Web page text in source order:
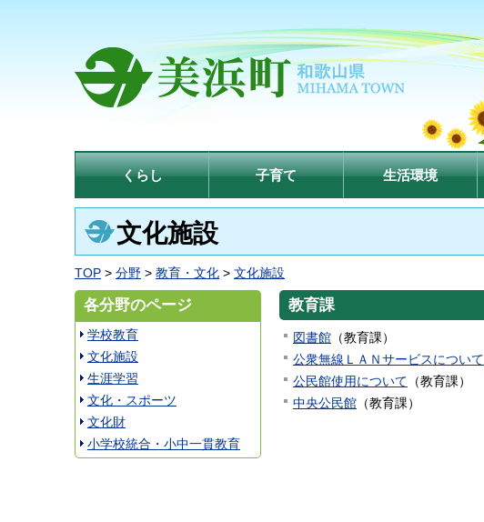
くらし 子育て 生活環境
文化施設
TOP > 分野 > 教育・文化 > 文化施設
教育課
図書館 （教育課）
公衆無線ＬＡＮサービスについて
公民館使用について （教育課）
中央公民館 （教育課）
各分野のページ
学校教育
文化施設
生涯学習
文化・スポーツ
文化財
小学校統合・小中一貫教育